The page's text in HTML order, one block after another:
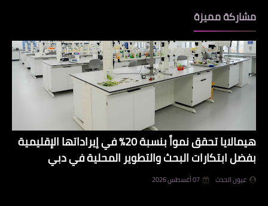
مشاركة مميزة
هيمالايا تحقق نمواً بنسبة 20% في إيراداتها الإقليمية
بفضل ابتكارات البحث والتطوير المحلية في دبي
عيون الحدث 07 أغسطس 2026